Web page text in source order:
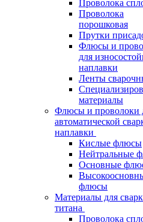
Проволока
Проволока
порошковая
Прутки
Флюсы и
для
наплавки
Ленты
материалы
Флюсы и проволоки
автоматической
наплавки
Кислые флюсы
Нейтральные
Основные
флюсы
Материалы для
титана
Проволока